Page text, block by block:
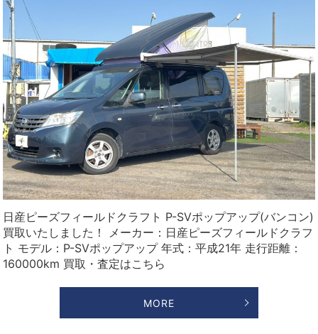
日産ピーズフィールドクラフト P-SVポップアップ(バンコン)
買取いたしました！ メーカー：日産ピーズフィールドクラフ
ト モデル：P-SVポップアップ 年式：平成21年 走行距離：
160000km 買取・査定はこちら
MORE